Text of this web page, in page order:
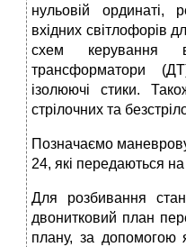
нульовій
вхідних світло­форів
схем керування
трансформатори
ізолюючі стики.
стрілочних та
Позначаємо
24, які передаються
Для розбивання
двонитковий план
плану, за допомогою